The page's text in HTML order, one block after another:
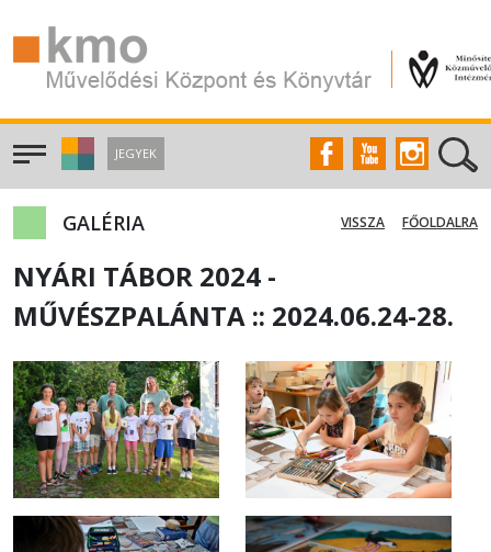
JEGYEK
GALÉRIA FŐOLDALRA
VISSZA
NYÁRI TÁBOR 2024 -
MŰVÉSZPALÁNTA :: 2024.06.24-28.